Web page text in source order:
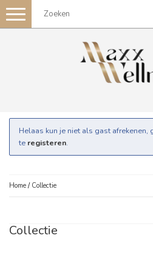
Toggle
navigation
Helaas kun je niet als gast afrekenen,
te registeren.
Home / Collectie
Collectie